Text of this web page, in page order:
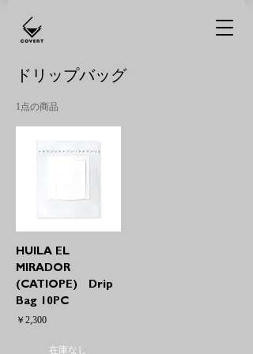
ドリップバッグ
1点の商品
HUILA EL
MIRADOR
(CATIOPE) Drip
Bag 10PC
価格
￥2,300
在庫なし